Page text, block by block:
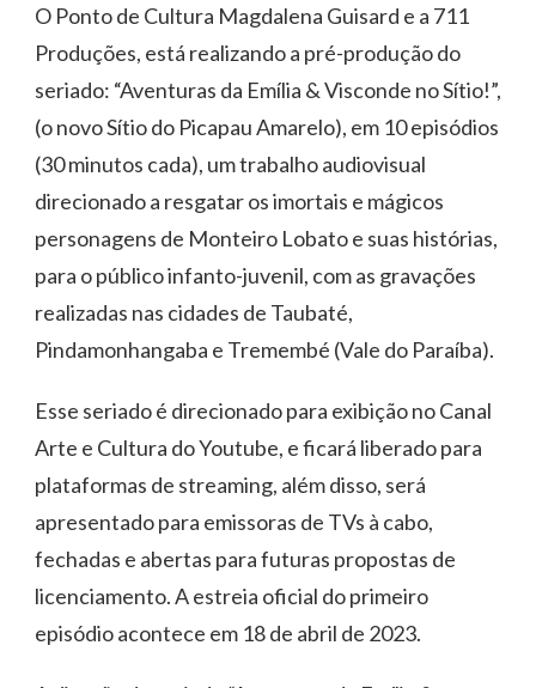
O Ponto de Cultura Magdalena Guisard e a 711
Produções, está realizando a pré-produção do
seriado: “Aventuras da Emília & Visconde no Sítio!”,
(o novo Sítio do Picapau Amarelo), em 10 episódios
(30 minutos cada), um trabalho audiovisual
direcionado a resgatar os imortais e mágicos
personagens de Monteiro Lobato e suas histórias,
para o público infanto-juvenil, com as gravações
realizadas nas cidades de Taubaté,
Pindamonhangaba e Tremembé (Vale do Paraíba).
Esse seriado é direcionado para exibição no Canal
Arte e Cultura do Youtube, e ficará liberado para
plataformas de streaming, além disso, será
apresentado para emissoras de TVs à cabo,
fechadas e abertas para futuras propostas de
licenciamento. A estreia oficial do primeiro
episódio acontece em 18 de abril de 2023.